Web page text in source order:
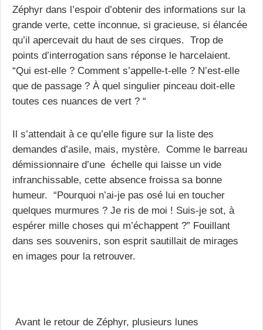
Zéphyr dans l’espoir d’obtenir des informations sur la
grande verte, cette inconnue, si gracieuse, si élancée
qu’il apercevait du haut de ses cirques. Trop de
points d’interrogation sans réponse le harcelaient.
“Qui est-elle ? Comment s’appelle-t-elle ? N’est-elle
que de passage ? À quel singulier pinceau doit-elle
toutes ces nuances de vert ? “
Il s’attendait à ce qu’elle figure sur la liste des
demandes d’asile, mais, mystère. Comme le barreau
démissionnaire d’une échelle qui laisse un vide
infranchissable, cette absence froissa sa bonne
humeur. “Pourquoi n’ai-je pas osé lui en toucher
quelques murmures ? Je ris de moi ! Suis-je sot, à
espérer mille choses qui m’échappent ?” Fouillant
dans ses souvenirs, son esprit sautillait de mirages
en images pour la retrouver.
Avant le retour de Zéphyr, plusieurs lunes